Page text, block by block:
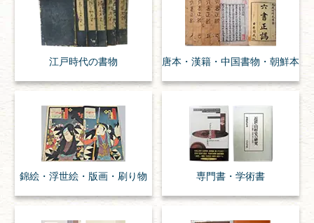
江戸時代の書物 唐本・漢籍・ 中国書物・朝鮮本
錦絵・浮世絵・ 版画・刷り物 専門書・ 学術書